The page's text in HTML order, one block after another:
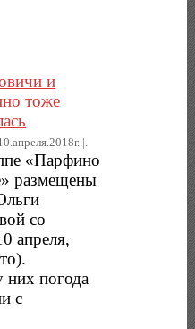
и
тоже
«Парфино
размещены
со
апреля,
погода
с